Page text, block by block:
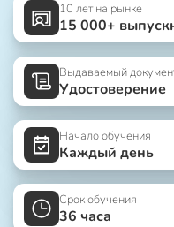
10 лет на рынке
15 000+
Выдаваемый
Удостоверение
Начало обучения
Каждый день
Срок обучения
36 часа